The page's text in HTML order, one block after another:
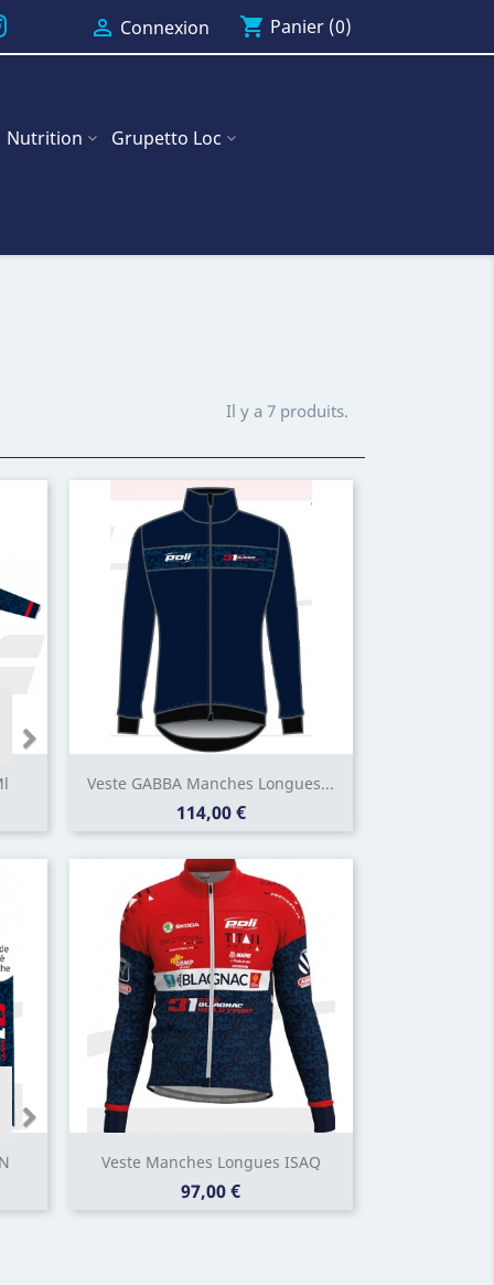
 Connexion shopping_cart Panier (0)
Nutrition
Grupetto Loc
Il y a 7 produits.
Veste GABBA Manches Longues...
Prix
114,00 €
Veste Manches Longues ISAQ
Prix
97,00 €